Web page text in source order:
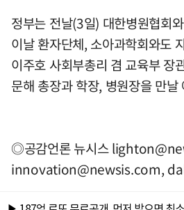
정부는 전날(3일) 대한병원협회
이날 환자단체, 소아과학회와도
이주호 사회부총리 겸 교육부 장
문해 총장과 학장, 병원장을 만날
◎공감언론 뉴시스
innovation@newsis.com,